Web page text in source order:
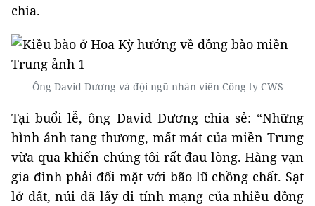
chia.
Ông David Dương và đội ngũ nhân viên Công ty CWS
Tại buổi lễ, ông David Dương chia sẻ: “Những
hình ảnh tang thương, mất mát của miền Trung
vừa qua khiến chúng tôi rất đau lòng. Hàng vạn
gia đình phải đối mặt với bão lũ chồng chất. Sạt
lở đất, núi đã lấy đi tính mạng của nhiều đồng